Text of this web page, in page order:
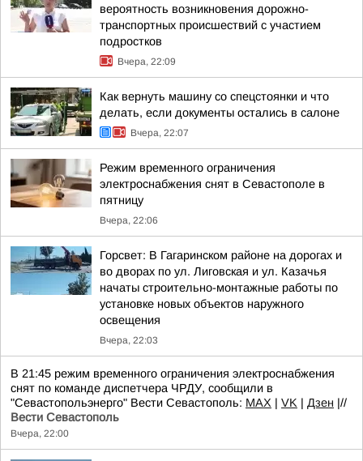
вероятность возникновения дорожно-
транспортных происшествий с участием
подростков
Вчера, 22:09
Как вернуть машину со спецстоянки и что
делать, если документы остались в салоне
Вчера, 22:07
Режим временного ограничения
электроснабжения снят в Севастополе в
пятницу
Вчера, 22:06
Горсвет: В Гагаринском районе на дорогах и
во дворах по ул. Лиговская и ул. Казачья
начаты строительно-монтажные работы по
установке новых объектов наружного
освещения
Вчера, 22:03
В 21:45 режим временного ограничения электроснабжения
снят по команде диспетчера ЧРДУ, сообщили в
"Севастопольэнерго" Вести Севастополь: MAX | VK | Дзен |//
Вести Севастополь
Вчера, 22:00